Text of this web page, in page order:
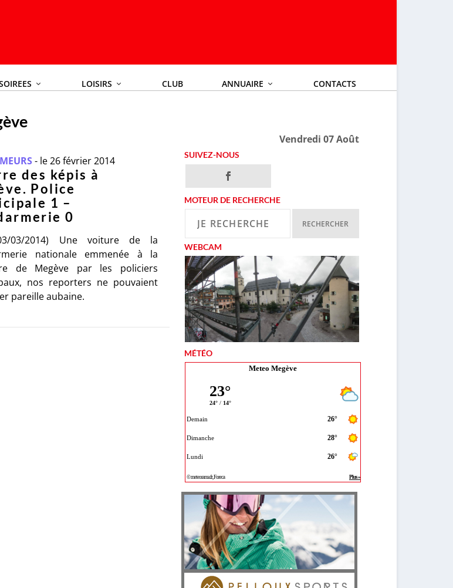
LOISIRS CLUB ANNUAIRE CONTACTS
- le 26 février 2014
des képis à
Police
1 –
0
03/2014) Une voiture de la
nationale emmenée à la
de Megève par les policiers
nos reporters ne pouvaient
pareille aubaine.
Vendredi 07 Août
SUIVEZ-NOUS
MOTEUR DE RECHERCHE
WEBCAM
MÉTÉO
Meteo Megève